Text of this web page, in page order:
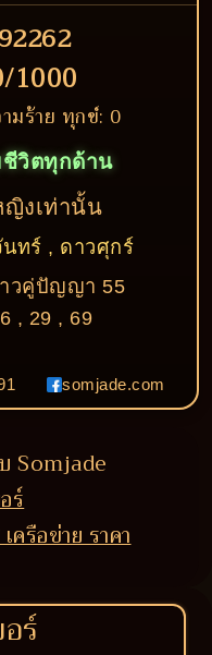
1000
มร้าย ทุกข์: 0
ชีวิตทุกด้าน
ญิงเท่านั้น
นทร์ , ดาวศุกร์
าวคู่ปัญญา 55
, 29 , 69
somjade.com
Somjade
ร์
ครือข่าย ราคา
ร์